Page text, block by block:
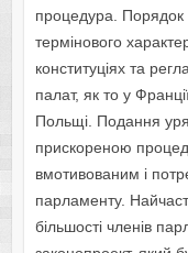
процедура. Порядок
термінового
конституціях та
палат, як то у
Польщі. Подання
прискореною
вмотивованим і
парламенту.
більшості членів